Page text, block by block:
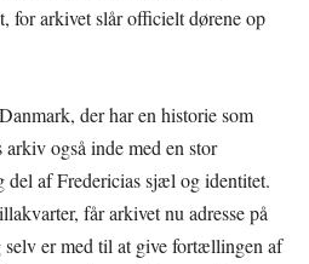
for arkivet slår officielt dørene op
der har en historie som
også inde med en stor
del af Fredericias sjæl og identitet.
får arkivet nu adresse på
er med til at give fortællingen af